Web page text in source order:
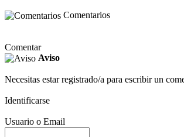
Comentarios
Comentar
Aviso
Necesitas estar registrado/a para escribir un
Identificarse
Usuario o Email